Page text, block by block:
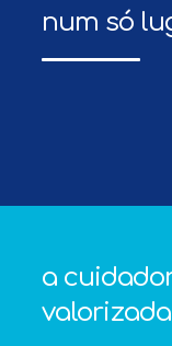
num só
a